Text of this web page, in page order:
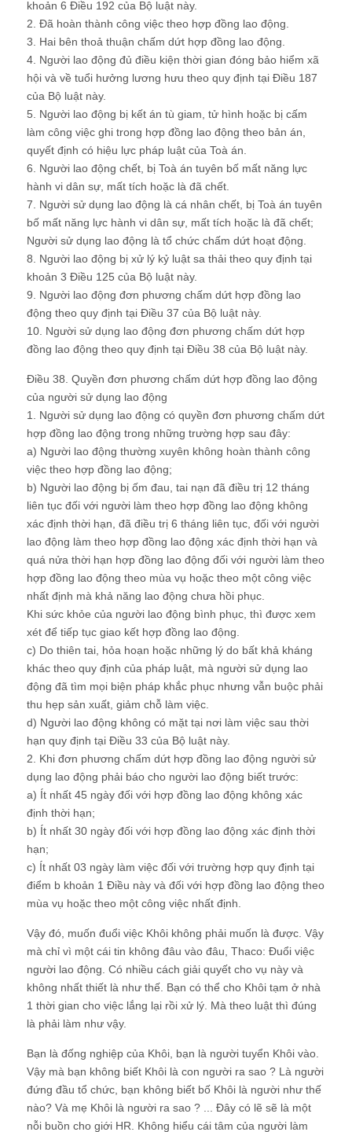
khoản 6 Điều 192 của Bộ luật này.
2. Đã hoàn thành công việc theo hợp đồng lao động.
3. Hai bên thoả thuận chấm dứt hợp đồng lao động.
4. Người lao động đủ điều kiện thời gian đóng bảo hiểm xã
hội và về tuổi hưởng lương hưu theo quy định tại Điều 187
của Bộ luật này.
5. Người lao động bị kết án tù giam, tử hình hoặc bị cấm
làm công việc ghi trong hợp đồng lao động theo bản án,
quyết định có hiệu lực pháp luật của Toà án.
6. Người lao động chết, bị Toà án tuyên bố mất năng lực
hành vi dân sự, mất tích hoặc là đã chết.
7. Người sử dụng lao động là cá nhân chết, bị Toà án tuyên
bố mất năng lực hành vi dân sự, mất tích hoặc là đã chết;
Người sử dụng lao động là tổ chức chấm dứt hoạt động.
8. Người lao động bị xử lý kỷ luật sa thải theo quy định tại
khoản 3 Điều 125 của Bộ luật này.
9. Người lao động đơn phương chấm dứt hợp đồng lao
động theo quy định tại Điều 37 của Bộ luật này.
10. Người sử dụng lao động đơn phương chấm dứt hợp
đồng lao động theo quy định tại Điều 38 của Bộ luật này.
Điều 38. Quyền đơn phương chấm dứt hợp đồng lao động
của người sử dụng lao động
1. Người sử dụng lao động có quyền đơn phương chấm dứt
hợp đồng lao động trong những trường hợp sau đây:
a) Người lao động thường xuyên không hoàn thành công
việc theo hợp đồng lao động;
b) Người lao động bị ốm đau, tai nạn đã điều trị 12 tháng
liên tục đối với người làm theo hợp đồng lao động không
xác định thời hạn, đã điều trị 6 tháng liên tục, đối với người
lao động làm theo hợp đồng lao động xác định thời hạn và
quá nửa thời hạn hợp đồng lao động đối với người làm theo
hợp đồng lao động theo mùa vụ hoặc theo một công việc
nhất định mà khả năng lao động chưa hồi phục.
Khi sức khỏe của người lao động bình phục, thì được xem
xét để tiếp tục giao kết hợp đồng lao động.
c) Do thiên tai, hỏa hoạn hoặc những lý do bất khả kháng
khác theo quy định của pháp luật, mà người sử dụng lao
động đã tìm mọi biện pháp khắc phục nhưng vẫn buộc phải
thu hẹp sản xuất, giảm chỗ làm việc.
d) Người lao động không có mặt tại nơi làm việc sau thời
hạn quy định tại Điều 33 của Bộ luật này.
2. Khi đơn phương chấm dứt hợp đồng lao động người sử
dụng lao động phải báo cho người lao động biết trước:
a) Ít nhất 45 ngày đối với hợp đồng lao động không xác
định thời hạn;
b) Ít nhất 30 ngày đối với hợp đồng lao động xác định thời
hạn;
c) Ít nhất 03 ngày làm việc đối với trường hợp quy định tại
điểm b khoản 1 Điều này và đối với hợp đồng lao động theo
mùa vụ hoặc theo một công việc nhất định.
Vậy đó, muốn đuổi việc Khôi không phải muốn là được. Vậy
mà chỉ vì một cái tin không đâu vào đâu, Thaco: Đuổi việc
người lao động. Có nhiều cách giải quyết cho vụ này và
không nhất thiết là như thế. Bạn có thể cho Khôi tạm ở nhà
1 thời gian cho việc lắng lại rồi xử lý. Mà theo luật thì đúng
là phải làm như vậy.
Bạn là đống nghiệp của Khôi, bạn là người tuyển Khôi vào.
Vậy mà bạn không biết Khôi là con người ra sao ? Là người
đứng đầu tổ chức, bạn không biết bố Khôi là người như thế
nào? Và mẹ Khôi là người ra sao ? ... Đây có lẽ sẽ là một
nỗi buồn cho giới HR. Không hiểu cái tâm của người làm